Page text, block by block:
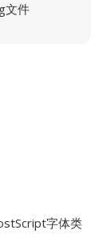
文件
字体类